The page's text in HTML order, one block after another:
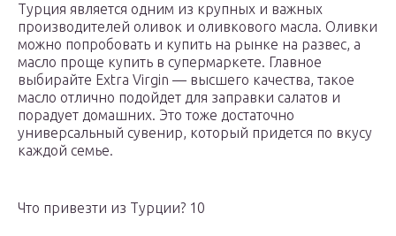
Турция является одним из крупных и важных
производителей оливок и оливкового масла. Оливки
можно попробовать и купить на рынке на развес, а
масло проще купить в супермаркете. Главное
выбирайте Extra Virgin — высшего качества, такое
масло отлично подойдет для заправки салатов и
порадует домашних. Это тоже достаточно
универсальный сувенир, который придется по вкусу
каждой семье.
Что привезти из Турции? 10